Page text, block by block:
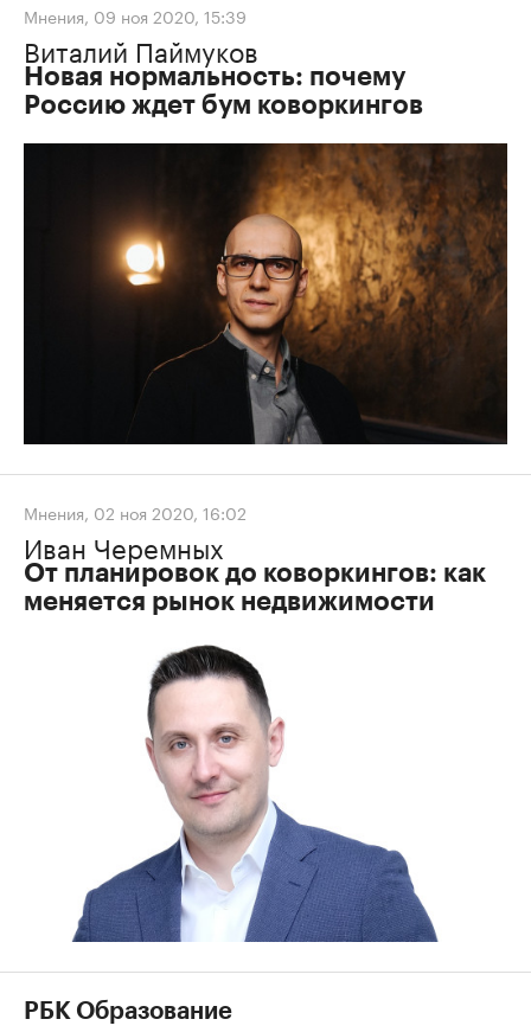
Мнения, 09 ноя 2020, 15:39
Виталий Паймуков
Новая нормальность: почему
Россию ждет бум коворкингов
Мнения, 02 ноя 2020, 16:02
Иван Черемных
От планировок до коворкингов: как
меняется рынок недвижимости
РБК Образование